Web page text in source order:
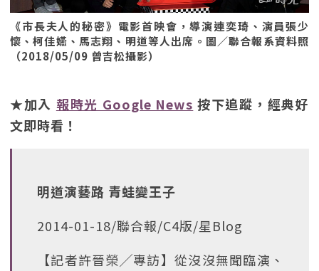
《市長夫人的秘密》電影首映會，導演連奕琦、演員張少
懷、柯佳嬿、馬志翔、明道等人出席。圖／聯合報系資料照
（2018/05/09 曾吉松攝影）
★加入 報時光 Google News 按下追蹤，經典好
文即時看！
明道演藝路 青蛙變王子
2014-01-18/聯合報/C4版/星Blog
【記者許晉榮╱專訪】從沒沒無聞臨演、